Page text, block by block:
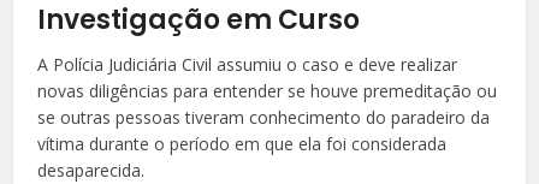
Investigação em Curso
A Polícia Judiciária Civil assumiu o caso e deve realizar
novas diligências para entender se houve premeditação ou
se outras pessoas tiveram conhecimento do paradeiro da
vítima durante o período em que ela foi considerada
desaparecida.